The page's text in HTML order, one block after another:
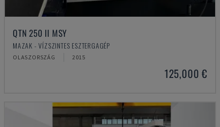
QTN 250 II MSY
MAZAK - VÍZSZINTES ESZTERGAGÉP
OLASZORSZÁG 2015
125,000 €